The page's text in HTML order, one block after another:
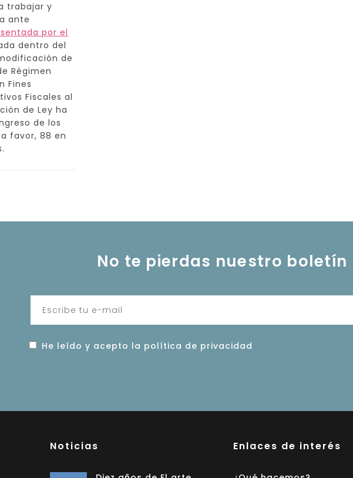
trabajar y
ante
por el
dentro del
de
Régimen
Fines
Fiscales al
de Ley ha
de los
favor, 88 en
No te pierdas nuestro boletín
He leído y acepto la política de privacidad
Noticias Enlaces de interés